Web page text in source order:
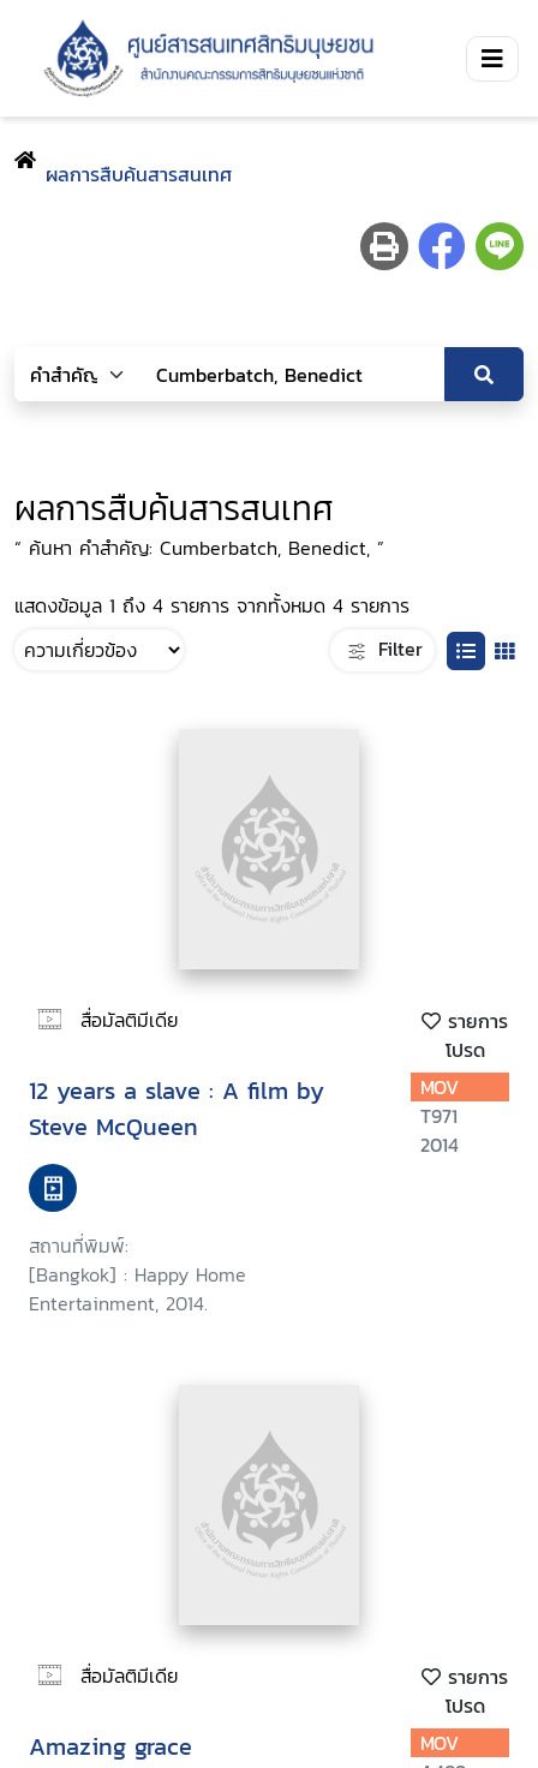
ผลการสืบค้นสารสนเทศ
ผลการสืบค้นสารสนเทศ
“ ค้นหา คำสำคัญ: Cumberbatch, Benedict, ”
แสดงข้อมูล 1 ถึง 4 รายการ จากทั้งหมด 4 รายการ
Filter
สื่อมัลติมีเดีย
รายการ
โปรด
12 years a slave : A film by
Steve McQueen
สถานที่พิมพ์:
[Bangkok] : Happy Home
Entertainment, 2014.
MOV
T971
2014
สื่อมัลติมีเดีย
รายการ
โปรด
Amazing grace
MOV